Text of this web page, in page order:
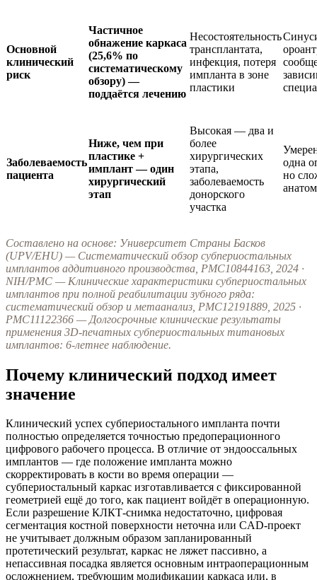
Основной
клинический
риск
Частичное
обнажение каркаса
(25,6% по
систематическому
обзору) —
поддаётся лечению
Несостоятельность
трансплантата,
инфекция, потеря
импланта в зоне
пластики
Заболеваемость
пациента
Ниже, чем при
пластике +
имплант — один
хирургический
этап
Высокая — два и
более
хирургических
этапа,
заболеваемость
донорского
участка
одна
но
Составлено на основе: Университет Страны Басков
(UPV/EHU) — Систематический обзор субпериостальных
имплантов аддитивного производства, PMC10844163, 2024 ·
NIH/PMC — Клинические характеристики субпериостальных
имплантов при полной реабилитации зубного ряда:
систематический обзор и метаанализ, PMC12191889, 2025 ·
PMC11122366 — Долгосрочные клинические результаты
применения 3D-печатных субпериостальных титановых
имплантов: 6-летнее наблюдение.
Почему клинический подход имеет
значение
Клинический успех субпериостального импланта почти
полностью определяется точностью предоперационного
цифрового рабочего процесса. В отличие от эндооссальных
имплантов — где положение импланта можно
скорректировать в кости во время операции —
субпериостальный каркас изготавливается с фиксированной
геометрией ещё до того, как пациент войдёт в операционную.
Если разрешение КЛКТ-снимка недостаточно, цифровая
сегментация костной поверхности неточна или CAD-проект
не учитывает должным образом запланированный
протетический результат, каркас не ляжет пассивно, а
непассивная посадка является основным интраоперационным
осложнением, требующим модификации каркаса или, в